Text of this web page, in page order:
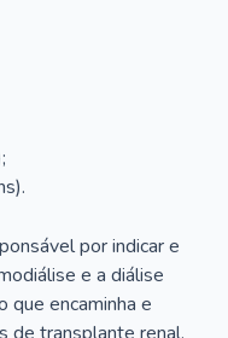
por indicar e
e a diálise
que encaminha e